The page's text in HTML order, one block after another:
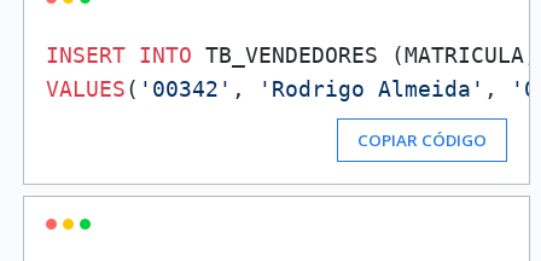
INSERT INTO
VALUES( '00342' , 'Rodrigo Almeida' ,
COPIAR CÓDIGO